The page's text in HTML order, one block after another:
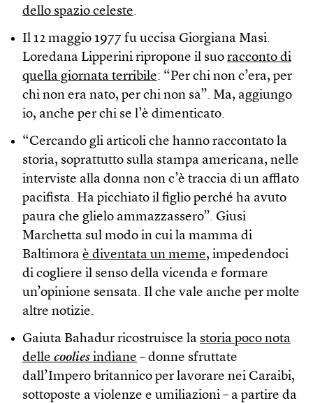
dello spazio celeste.
Il 12 maggio 1977 fu uccisa Giorgiana Masi.
Loredana Lipperini ripropone il suo racconto di
quella giornata terribile: “Per chi non c’era, per
chi non era nato, per chi non sa”. Ma, aggiungo
io, anche per chi se l’è dimenticato.
“Cercando gli articoli che hanno raccontato la
storia, soprattutto sulla stampa americana, nelle
interviste alla donna non c’è traccia di un afflato
pacifista. Ha picchiato il figlio perché ha avuto
paura che glielo ammazzassero”. Giusi
Marchetta sul modo in cui la mamma di
Baltimora è diventata un meme, impedendoci
di cogliere il senso della vicenda e formare
un’opinione sensata. Il che vale anche per molte
altre notizie.
Gaiuta Bahadur ricostruisce la storia poco nota
delle coolies indiane – donne sfruttate
dall’Impero britannico per lavorare nei Caraibi,
sottoposte a violenze e umiliazioni – a partire da